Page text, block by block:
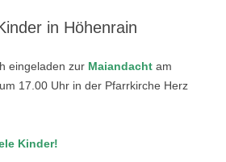
in Höhenrain
eingeladen zur Maiandacht am
17.00 Uhr in der Pfarrkirche Herz
Kinder!